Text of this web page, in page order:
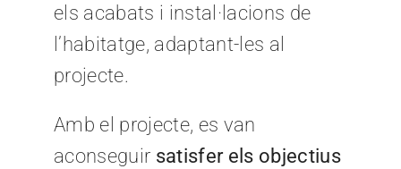
els acabats i instal·lacions de
l’habitatge, adaptant-les al
projecte.
Amb el projecte, es van
aconseguir satisfer els objectius